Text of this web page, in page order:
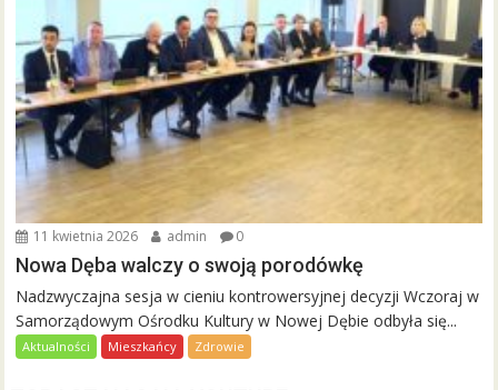
11 kwietnia 2026 admin 0
Nowa Dęba walczy o swoją porodówkę
Nadzwyczajna sesja w cieniu kontrowersyjnej decyzji Wczoraj w
Samorządowym Ośrodku Kultury w Nowej Dębie odbyła się...
Aktualności Mieszkańcy Zdrowie